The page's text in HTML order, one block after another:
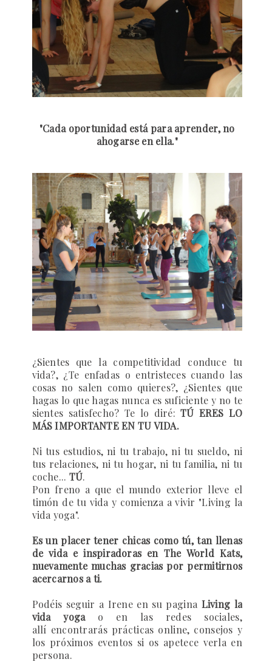
"Cada oportunidad está para aprender, no
ahogarse en ella."
¿Sientes que la competitividad conduce tu
vida?, ¿Te enfadas o entristeces cuando las
cosas no salen como quieres?, ¿Sientes que
hagas lo que hagas nunca es suficiente y no te
sientes satisfecho? Te lo diré: TÚ ERES LO
MÁS IMPORTANTE EN TU VIDA.
Ni tus estudios, ni tu trabajo, ni tu sueldo, ni
tus relaciones, ni tu hogar, ni tu familia, ni tu
coche... TÚ.
Pon freno a que el mundo exterior lleve el
timón de tu vida y comienza a vivir "Living la
vida yoga".
Es un placer tener chicas como tú, tan llenas
de vida e inspiradoras en The World Kats,
nuevamente muchas gracias por permitirnos
acercarnos a ti.
Podéis seguir a Irene en su pagina Living la
vida yogao en las redes sociales,
allí encontrarás prácticas online, consejos y
los próximos eventos si os apetece verla en
persona.